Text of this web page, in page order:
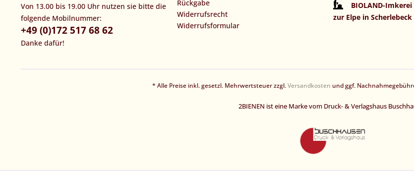
Von 13.00 bis 19.00 Uhr nutzen sie bitte die
folgende Mobilnummer:
+49 (0)172 517 68 62
Danke dafür!
Rückgabe
Widerrufsrecht
Widerrufsformular
BIOLAND-Imkerei
zur Elpe in Scherlebeck
* Alle Preise inkl. gesetzl. Mehrwertsteuer zzgl.Versandkosten und ggf.
2BIENEN ist eine Marke vom Druck- & Verlagshaus